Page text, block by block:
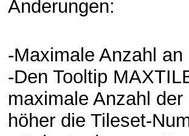
Änderungen:
-Maximale Anzahl
-Den Tooltip
maximale Anzahl
höher die Tileset-